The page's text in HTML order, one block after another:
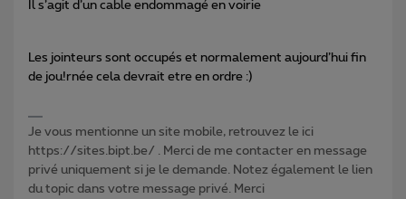
Il s’agit d’un cable endommagé en voirie
Les jointeurs sont occupés et normalement aujourd’hui fin
de jou!rnée cela devrait etre en ordre :)
Je vous mentionne un site mobile, retrouvez le ici
https://sites.bipt.be/ . Merci de me contacter en message
privé uniquement si je le demande. Notez également le lien
du topic dans votre message privé. Merci